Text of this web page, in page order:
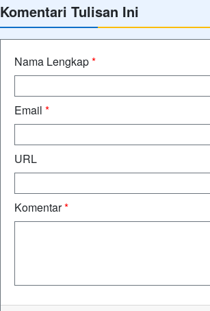
Komentari Tulisan Ini
Nama Lengkap*
Email *
URL
Komentar*